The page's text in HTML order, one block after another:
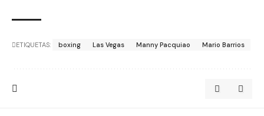
ETIQUETAS: boxing Las Vegas Manny Pacquiao Mario Barrios